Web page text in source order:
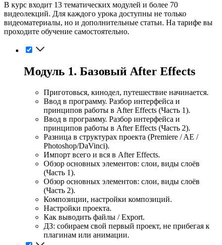
В курс входит 13 тематических модулей и более 70
видеолекций. Для каждого урока доступны не только
видеоматериалы, но и дополнительные статьи. На тарифе вы
проходите обучение самостоятельно.
Модуль 1. Базовый After Effects
Приготовься, кинодел, путешествие начинается.
Ввод в программу. Разбор интерфейса и
принципов работы в After Effects (Часть 1).
Ввод в программу. Разбор интерфейса и
принципов работы в After Effects (Часть 2).
Разница в структурах проекта (Premiere / AE /
Photoshop/DaVinci).
Импорт всего и вся в After Effects.
Обзор основных элементов: слои, виды слоёв
(Часть 1).
Обзор основных элементов: слои, виды слоёв
(Часть 2).
Композиции, настройки композиций.
Настройки проекта.
Как выводить файлы / Export.
ДЗ: собираем свой первый проект, не прибегая к
плагинам или анимации.